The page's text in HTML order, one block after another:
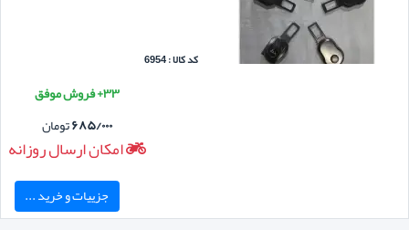
کد کالا : 6954
۳۳+ فروش موفق
۶۸۵/۰۰۰تومان
امکان ارسال روزانه
جزییات و خرید ...